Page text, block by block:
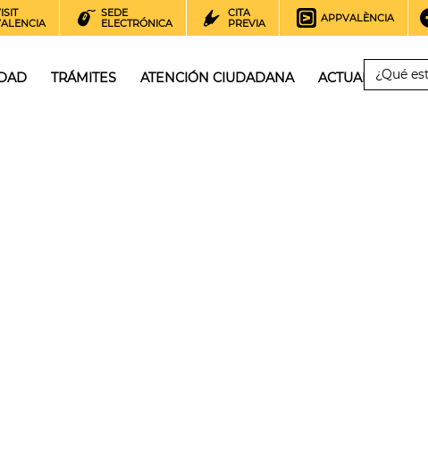
SEDE
ELECTRÓNICA
CITA
PREVIA
APPVALÈNCIA
TRÁMITES ATENCIÓN CIUDADANA ACTUALIDAD